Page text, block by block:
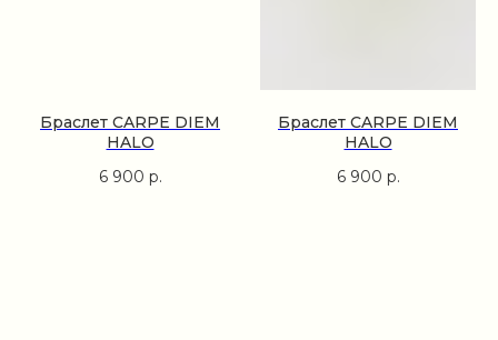
Браслет CARPE DIEM
HALO
6 900 р.
Браслет CARPE DIEM
HALO
6 900 р.